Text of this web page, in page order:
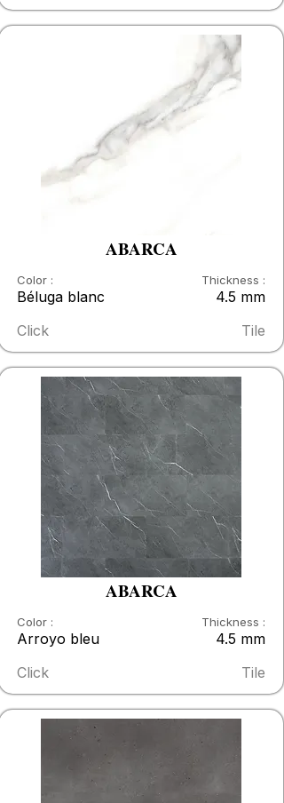
ABARCA
Béluga blanc 4.5 mm
Thickness :
Color :
Click Tile
ABARCA
Arroyo bleu 4.5 mm
Thickness :
Color :
Click Tile